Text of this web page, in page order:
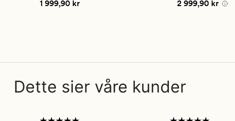
på
Pris 1 999,90 kr
1 999,90 kr
på
Pris 2 999,90 kr
2 999,90 kr
Dette sier våre kunder